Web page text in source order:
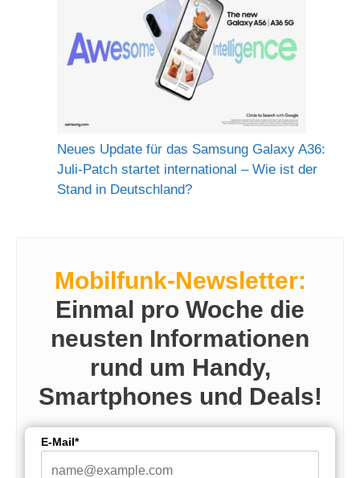
Neues Update für das Samsung Galaxy A36:
Juli-Patch startet international – Wie ist der
Stand in Deutschland?
Mobilfunk-Newsletter:
Einmal pro Woche die
neusten Informationen
rund um Handy,
Smartphones und Deals!
E-Mail*